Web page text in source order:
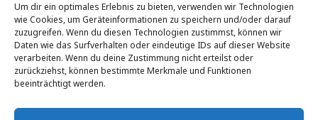
Um dir ein optimales Erlebnis zu bieten, verwenden wir Technologien
wie Cookies, um Geräteinformationen zu speichern und/oder darauf
zuzugreifen. Wenn du diesen Technologien zustimmst, können wir
Daten wie das Surfverhalten oder eindeutige IDs auf dieser Website
verarbeiten. Wenn du deine Zustimmung nicht erteilst oder
zurückziehst, können bestimmte Merkmale und Funktionen
beeinträchtigt werden.
© AED-Austria, Andreas Leithner 2003-2024
Impressum Datenschutz
Widerrufsbelehrung